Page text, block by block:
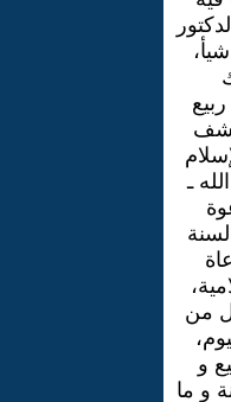
ـ
من
و
و ما